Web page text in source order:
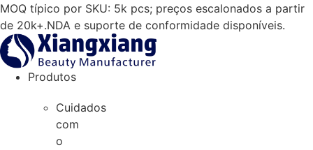
Salta
para
o
conteúdo
MOQ típico por SKU: 5k pcs; preços escalonados a partir
de 20k+.NDA e suporte de conformidade disponíveis.
Produtos
Cuidados
com
o